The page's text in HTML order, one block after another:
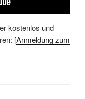
kostenlos und
[Anmeldung zum